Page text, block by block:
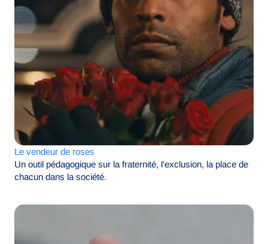
Le vendeur de roses
Un outil pédagogique sur la fraternité, l'exclusion, la place de
chacun dans la société.